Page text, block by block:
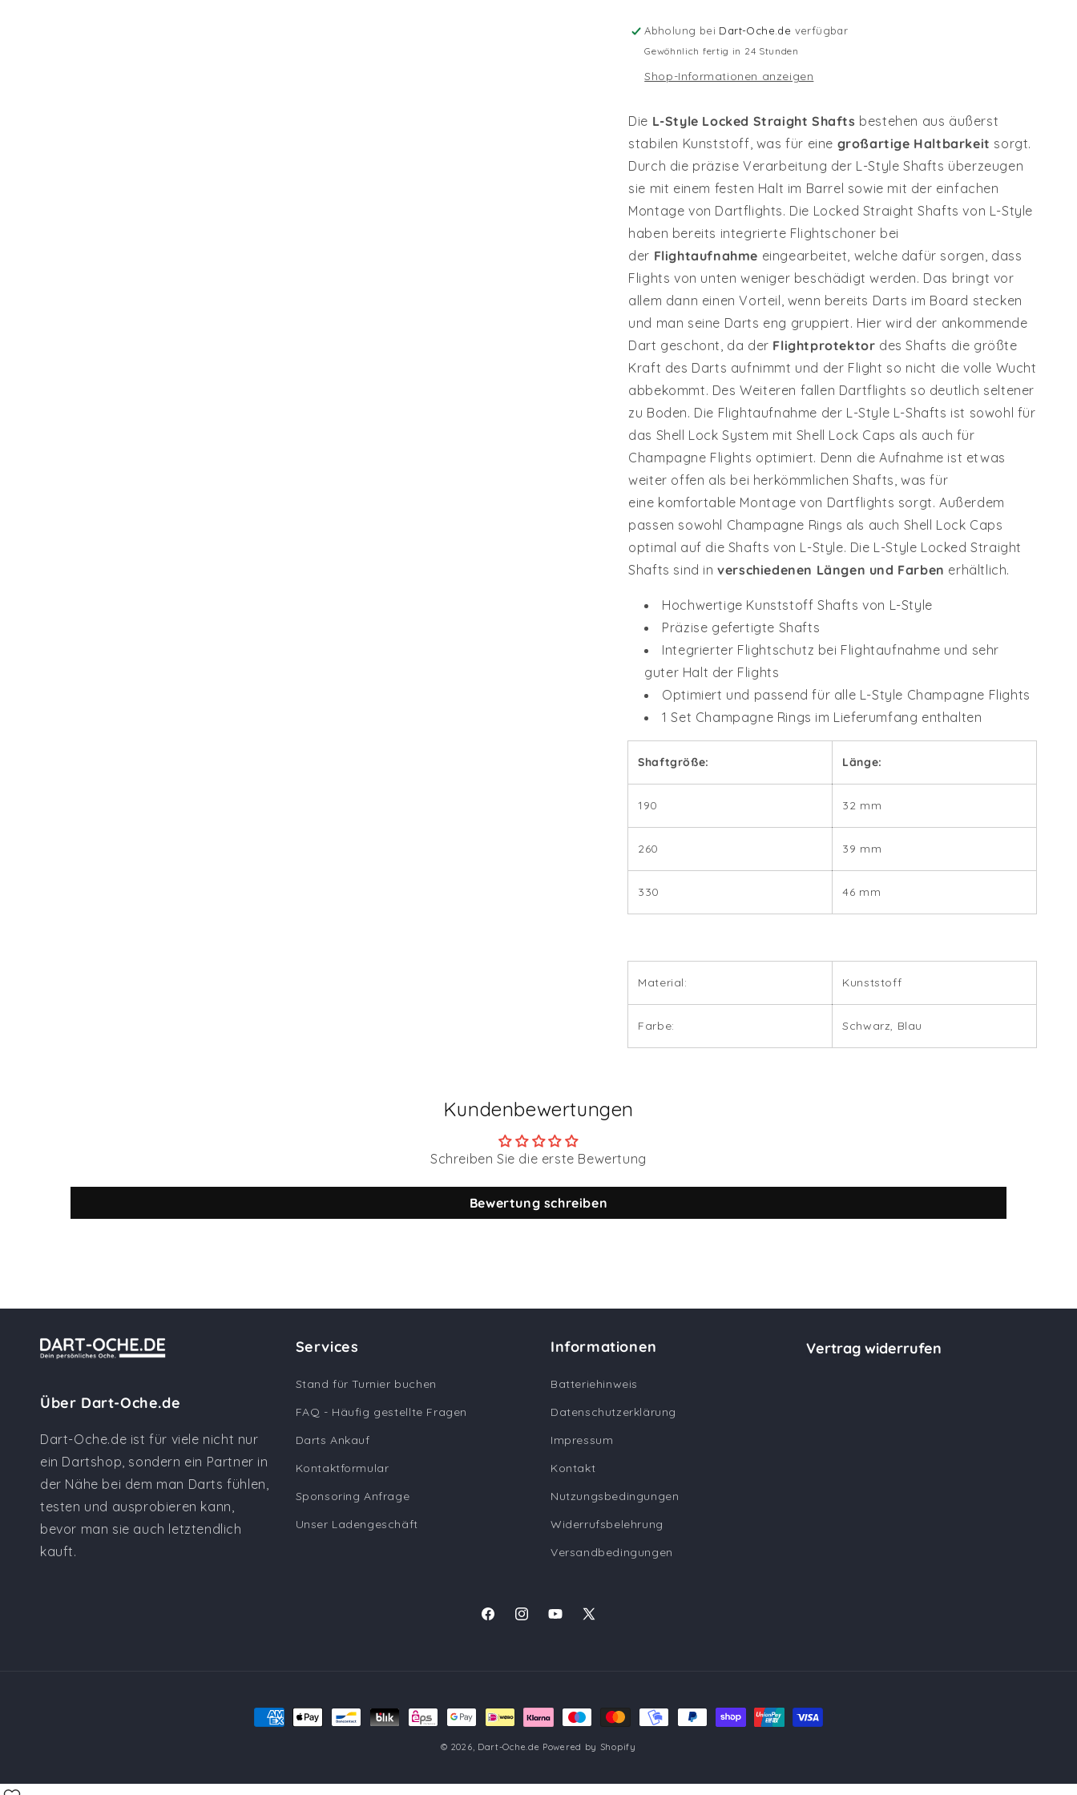
Abholung bei Dart-Oche.de verfügbar
Gewöhnlich fertig in 24 Stunden
Shop-Informationen anzeigen
Die L-Style Locked Straight Shafts bestehen aus äußerst
stabilen Kunststoff, was für eine großartige Haltbarkeit sorgt.
Durch die präzise Verarbeitung der L-Style Shafts überzeugen
sie mit einem festen Halt im Barrel sowie mit der einfachen
Montage von Dartflights. Die Locked Straight Shafts von L-Style
haben bereits integrierte Flightschoner bei
der Flightaufnahme eingearbeitet, welche dafür sorgen, dass
Flights von unten weniger beschädigt werden. Das bringt vor
allem dann einen Vorteil, wenn bereits Darts im Board stecken
und man seine Darts eng gruppiert. Hier wird der ankommende
Dart geschont, da der Flightprotektor des Shafts die größte
Kraft des Darts aufnimmt und der Flight so nicht die volle Wucht
abbekommt. Des Weiteren fallen Dartflights so deutlich seltener
zu Boden. Die Flightaufnahme der L-Style L-Shafts ist sowohl für
das Shell Lock System mit Shell Lock Caps als auch für
Champagne Flights optimiert. Denn die Aufnahme ist etwas
weiter offen als bei herkömmlichen Shafts, was für
eine komfortable Montage von Dartflights sorgt. Außerdem
passen sowohl Champagne Rings als auch Shell Lock Caps
optimal auf die Shafts von L-Style. Die L-Style Locked Straight
Shafts sind inverschiedenen Längen und Farben erhältlich.
Hochwertige Kunststoff Shafts von L-Style
Präzise gefertigte Shafts
Integrierter Flightschutz bei Flightaufnahme und sehr
guter Halt der Flights
Optimiert und passend für alle L-Style Champagne Flights
1 Set Champagne Rings im Lieferumfang enthalten
Shaftgröße: Länge:
190 32 mm
260 39 mm
330 46 mm
Material: Kunststoff
Farbe: Schwarz, Blau
Kundenbewertungen
Schreiben Sie die erste Bewertung
Bewertung schreiben
Über Dart-Oche.de
Dart-Oche.de ist für viele nicht nur
ein Dartshop, sondern ein Partner in
der Nähe bei dem man Darts fühlen,
testen und ausprobieren kann,
bevor man sie auch letztendlich
kauft.
Services
Stand für Turnier buchen
FAQ - Häufig gestellte Fragen
Darts Ankauf
Kontaktformular
Sponsoring Anfrage
Unser Ladengeschäft
Informationen
Batteriehinweis
Datenschutzerklärung
Impressum
Kontakt
Nutzungsbedingungen
Widerrufsbelehrung
Versandbedingungen
Vertrag widerrufen
FacebookInstagramYouTube
X
Zahlungsmethoden
© 2026, Dart-Oche.de Powered by Shopify